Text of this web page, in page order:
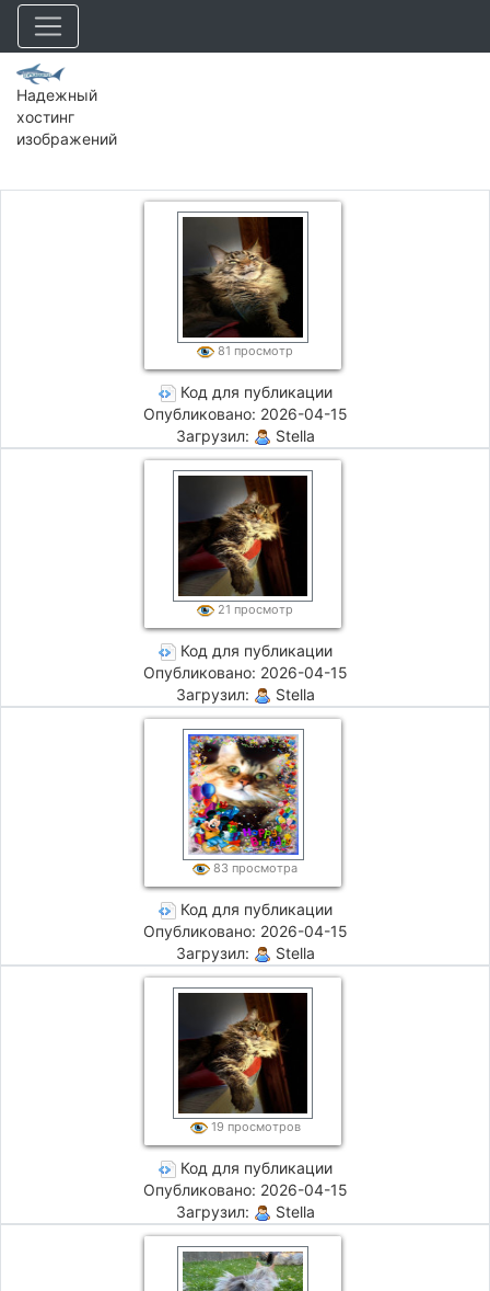
Надежный
хостинг
изображений
81 просмотр
Код для публикации
Опубликовано: 2026-04-15
Загрузил:
Stella
21 просмотр
Код для публикации
Опубликовано: 2026-04-15
Загрузил:
Stella
83 просмотра
Код для публикации
Опубликовано: 2026-04-15
Загрузил:
Stella
19 просмотров
Код для публикации
Опубликовано: 2026-04-15
Загрузил:
Stella